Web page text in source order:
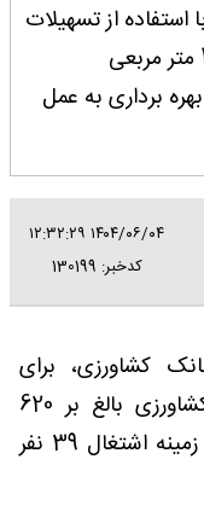
استفاده از تسهیلات
بانک کشاورزی، از واحد گلخانه 45000 متر مربعی
برداری به عمل
۱۴۰۴/۰۶/۰۴ ۱۲:۳۲:۲۹
کدخبر: 130199
کشاورزی، برای
راه‌اندازی این واحد گلخانه، بانک کشاورزی بالغ بر 620
میلیارد ریال تسهیلات پرداخت کرد و زمینه اشتغال 39 نفر